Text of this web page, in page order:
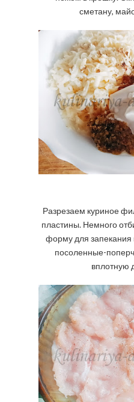
сметану,
Разрезаем куриное
пластины. Немного
форму для
посоленные-
вплотную